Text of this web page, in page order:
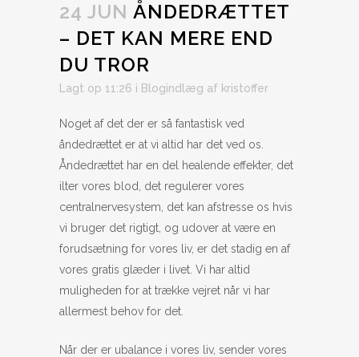
24 JUN ÅNDEDRÆTTET
– DET KAN MERE END
DU TROR
Lagt op 11:26 i Blogindlæg af kristoffer
Noget af det der er så fantastisk ved
åndedrættet er at vi altid har det ved os.
Åndedrættet har en del healende effekter, det
ilter vores blod, det regulerer vores
centralnervesystem, det kan afstresse os hvis
vi bruger det rigtigt, og udover at være en
forudsætning for vores liv, er det stadig en af
vores gratis glæder i livet. Vi har altid
muligheden for at trække vejret når vi har
allermest behov for det.
Når der er ubalance i vores liv, sender vores